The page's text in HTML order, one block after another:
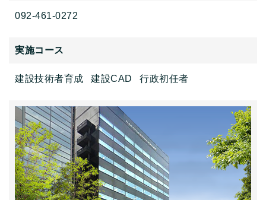
092-461-0272
実施コース
建設技術者育成 建設CAD 行政初任者